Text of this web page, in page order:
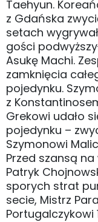
Taehyun.
z Gdańska
setach
gości
Asukę Machi.
zamknięcia
pojedynku.
z
Grekowi udało
pojedynku –
Szymonowi
Przed szansą
Patryk
sporych strat
secie, Mistrz
Portugalczykowi